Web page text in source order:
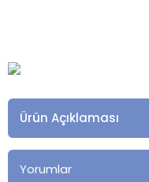
Ürün Açıklaması
Yorumlar